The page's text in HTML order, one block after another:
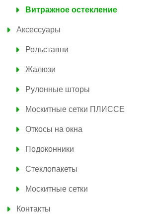
Витражное остекление
Аксессуары
Рольставни
Жалюзи
Рулонные шторы
Москитные сетки ПЛИССЕ
Откосы на окна
Подоконники
Стеклопакеты
Москитные сетки
Контакты